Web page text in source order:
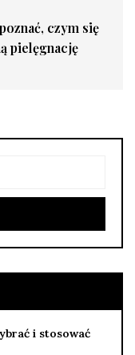
czym się
pielęgnację
i stosować